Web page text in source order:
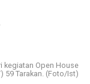
penerima
baru dilantik.
merupakan
besar yang
kegiatan Open House
59 Tarakan. (Foto/Ist)